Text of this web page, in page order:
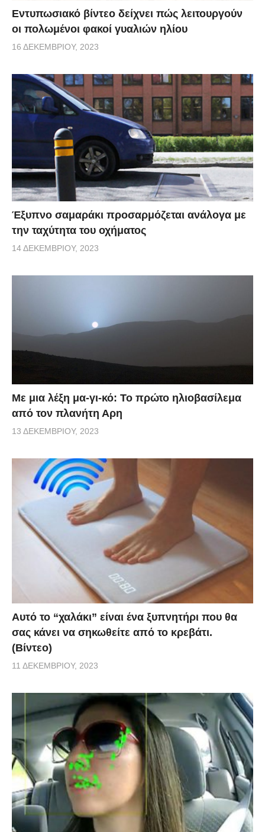
Εντυπωσιακό βίντεο δείχνει πώς λειτουργούν
οι πολωμένοι φακοί γυαλιών ηλίου
16 ΔΕΚΕΜΒΡΊΟΥ, 2023
Έξυπνο σαμαράκι προσαρμόζεται ανάλογα με
την ταχύτητα του οχήματος
14 ΔΕΚΕΜΒΡΊΟΥ, 2023
Με μια λέξη μα-γι-κό: Το πρώτο ηλιοβασίλεμα
από τον πλανήτη Αρη
13 ΔΕΚΕΜΒΡΊΟΥ, 2023
Αυτό το “χαλάκι” είναι ένα ξυπνητήρι που θα
σας κάνει να σηκωθείτε από το κρεβάτι.
(Βίντεο)
11 ΔΕΚΕΜΒΡΊΟΥ, 2023